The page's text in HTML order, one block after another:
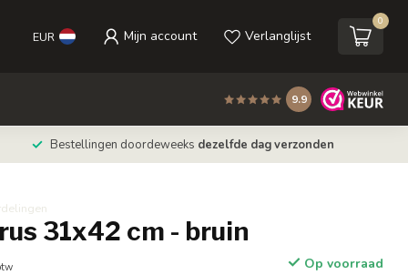
EUR Mijn account Verlanglijst
0
9.9
Bestellingen doordeweeks dezelfde dag verzonden
31x42 cm - bruin
Op voorraad